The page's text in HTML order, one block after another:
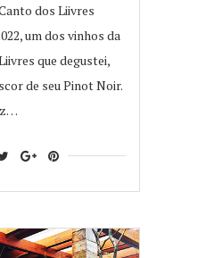
dos Liivres
um dos vinhos da
que degustei,
de seu Pinot Noir.